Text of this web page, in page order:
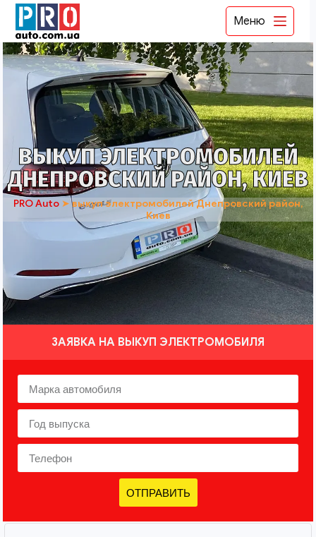
Меню
ВЫКУП ЭЛЕКТРОМОБИЛЕЙ
ДНЕПРОВСКИЙ РАЙОН, КИЕВ
PRO Auto➤выкуп электромобилей Днепровский район,
Киев
ЗАЯВКА НА ВЫКУП ЭЛЕКТРОМОБИЛЯ
ОТПРАВИТЬ